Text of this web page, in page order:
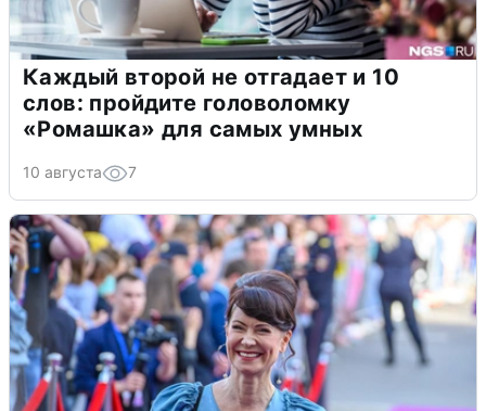
Каждый второй не отгадает и 10
слов: пройдите головоломку
«Ромашка» для самых умных
10 августа 7